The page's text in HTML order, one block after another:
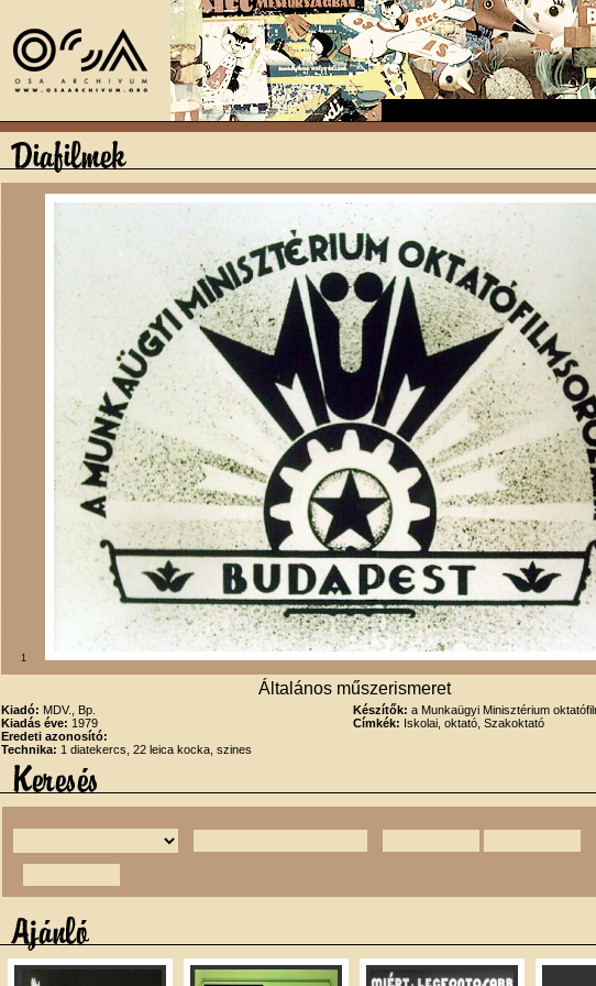
1
Általános műszerismeret
Kiadó: MDV., Bp.
Kiadás éve: 1979
Eredeti azonosító:
Technika: 1 diatekercs, 22 leica kocka, szines
Készítők: a Munkaügyi Minisztérium
Címkék: Iskolai, oktató, Szakoktató